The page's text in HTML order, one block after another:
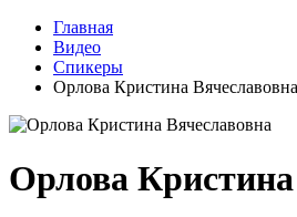
Главная
Видео
Спикеры
Орлова Кристина Вячеславовна
Орлова